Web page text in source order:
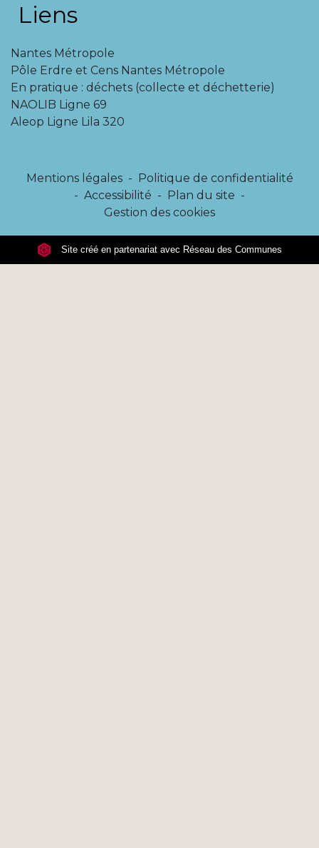
Liens
Nantes Métropole
Pôle Erdre et Cens Nantes Métropole
En pratique : déchets (collecte et déchetterie)
NAOLIB Ligne 69
Aleop Ligne Lila 320
Mentions légales - Politique de confidentialité
- Accessibilité - Plan du site -
Gestion des cookies
Site créé en partenariat avec Réseau des Communes